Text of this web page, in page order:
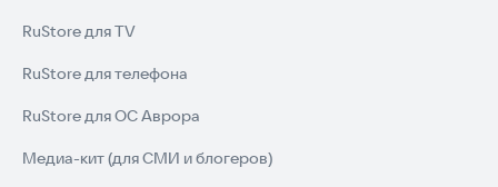
RuStore для TV
RuStore для телефона
RuStore для ОС Аврора
Медиа-кит (для СМИ и блогеров)